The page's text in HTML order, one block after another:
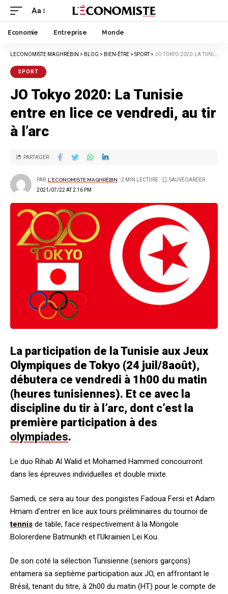
Aa
Economie Entreprise Monde
LECONOMISTE MAGHREBIN > BLOG > BIEN-ÊTRE > SPORT> JO TOKYO 2020: LA TUNISIE ENTRE EN LICE CE VENDREDI, AU TIR À L’ARC
SPORT
JO Tokyo 2020: La Tunisie
entre en lice ce vendredi, au tir
à l’arc
2021/07/22 AT 2:16 PM
PAR L'ECONOMISTE MAGHRÉBIN 2 MIN LECTURE
PARTAGER
La participation de la Tunisie aux Jeux
Olympiques de Tokyo (24 juil/8août),
débutera ce vendredi à 1h00 du matin
(heures tunisiennes). Et ce avec la
discipline du tir à l’arc, dont c’est la
première participation à des
olympiades.
Le duo Rihab Al Walid et Mohamed Hammed concourront
dans les épreuves individuelles et double mixte.
Samedi, ce sera au tour des pongistes Fadoua Fersi et Adam
Hmam d’entrer en lice aux tours préliminaires du tournoi de
tennis de table, face respectivement à la Mongole
Bolorerdene Batmunkh et l’Ukrainien Lei Kou.
De son coté la sélection Tunisienne (seniors garçons)
entamera sa septième participation aux JO, en affrontant le
Brésil, tenant du titre, à 2h00 du matin (HT) pour le compte de